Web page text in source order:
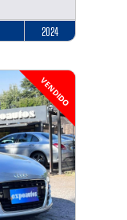
2024
VENDIDO